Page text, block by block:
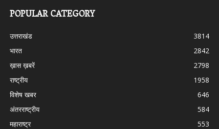
POPULAR CATEGORY
उत्तराखंड
3814
भारत
2842
ख़ास ख़बरें
2798
राष्ट्रीय
1958
विशेष खबर
646
अंतरराष्ट्रीय
584
महाराष्ट्र
553